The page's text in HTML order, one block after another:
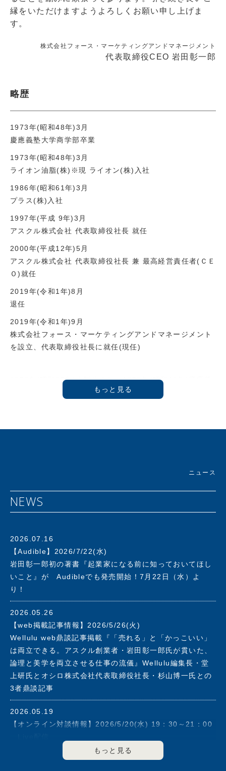
縁をいただけますようよろしくお願い申し上げま
す。
株式会社フォース・マーケティングアンドマネージメント
代表取締役CEO 岩田彰一郎
略歴
1973年(昭和48年)3月
慶應義塾大学商学部卒業
1973年(昭和48年)3月
ライオン油脂(株)※現 ライオン(株)入社
1986年(昭和61年)3月
プラス(株)入社
1997年(平成 9年)3月
アスクル株式会社 代表取締役社長 就任
2000年(平成12年)5月
アスクル株式会社 代表取締役社長 兼 最高経営責任者(ＣＥ
Ｏ)就任
2019年(令和1年)8月
退任
2019年(令和1年)9月
株式会社フォース・マーケティングアンドマネージメント
を設立、代表取締役社長に就任(現任)
1950年(昭和25年)大阪生まれ。1973年(昭和48年)慶應義
塾大学商学部卒業後、ライオン油脂(株)(現 ライオン(株))
クル事業推進室 室長に就任。創業時４人でスタートしたア
てアスクルを指揮し、年商4000億を誇るオフィス用品No.
1デリバリーサービスへと発展させる。
超えたｅコマースサービスまでその事業領域を拡大する。
2019年アスクル社長を退任。同年、株式会社フォース・マ
ーケティングアンドマネージメントを設立。志の高いベン
チャー企業の支援と大企業のイノベーション強化をその使
命とし、これまで培ってきたマーケッター、経営者として
▼その他の役職
イザリーボードメンバー
2003年5月～2008年6月(株)エヌ・ティ・ティ・ドコモ(現
2006年6月～2018年3月(株)資生堂 社外取締役
2020年8月セーフィー(株)社外取締役
ニュース
NEWS
2026.07.16
【Audible】2026/7/22(水)
岩田彰一郎初の著書『起業家になる前に知っておいてほし
いこと』が Audibleでも発売開始！7月22日（水）よ
り！
2026.05.26
【web掲載記事情報】2026/5/26(火)
Wellulu web鼎談記事掲載『「売れる」と「かっこいい」
は両立できる。アスクル創業者・岩田彰一郎氏が貫いた、
論理と美学を両立させる仕事の流儀』Wellulu編集長・堂
上研氏とオシロ株式会社代表取締役社長・杉山博一氏との
3者鼎談記事
2026.05.19
【オンライン対談情報】2026/5/20(水) 19：30～21：00
FLAGS 「伊藤羊一が聞く！」#5 ゲスト：岩田彰一郎
著書『起業家になる前に知っておいてほしいこと』オンラ